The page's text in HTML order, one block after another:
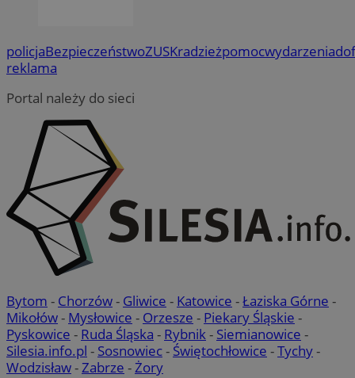
policjaBezpieczeństwoZUSKradzieżpomocwydarzenia
reklama
Portal należy do sieci
Bytom - Chorzów- Gliwice - Katowice -Łaziska Górne -
Mikołów- Mysłowice - Orzesze - Piekary Śląskie -
Pyskowice - Ruda Śląska - Rybnik- Siemianowice -
Silesia.info.pl - Sosnowiec- Świętochłowice -Tychy-
Wodzisław-Zabrze -Żory